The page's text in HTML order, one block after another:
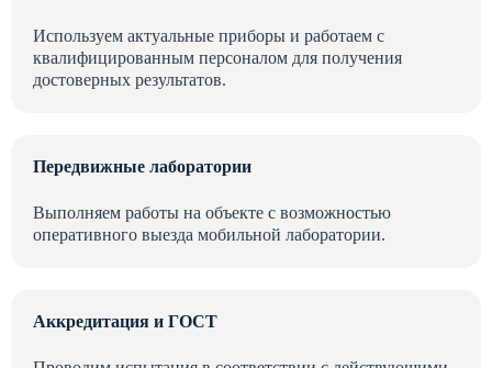
Используем актуальные приборы и работаем с
квалифицированным персоналом для получения
достоверных результатов.
Передвижные лаборатории
Выполняем работы на объекте с возможностью
оперативного выезда мобильной лаборатории.
Аккредитация и ГОСТ